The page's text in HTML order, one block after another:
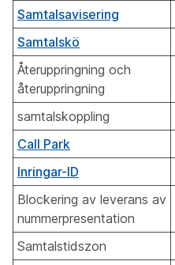
Samtalsavisering
Samtalskö
Återuppringning och
återuppringning
samtalskoppling
Call Park
Inringar-ID
Blockering av leverans av
nummerpresentation
Samtalstidszon